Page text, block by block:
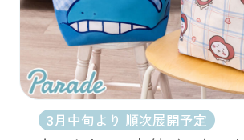
3月中旬より 順次展開予定